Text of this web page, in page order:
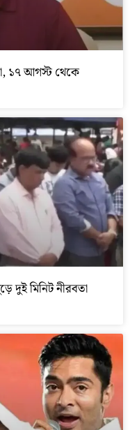
১৭ আগস্ট থেকে
দুই মিনিট নীরবতা